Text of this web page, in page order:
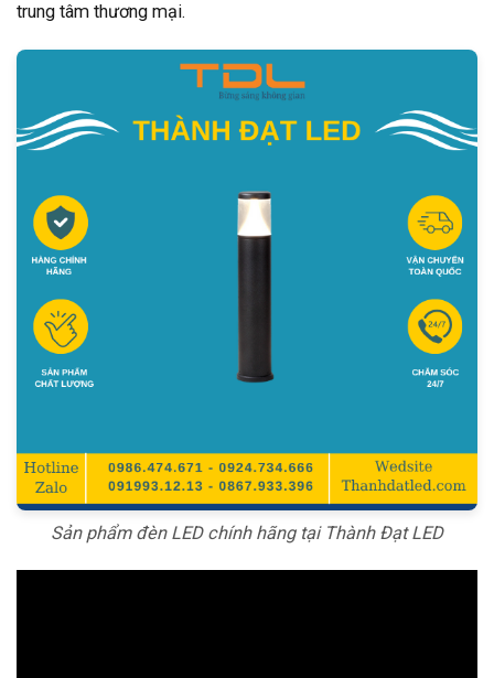
trung tâm thương mại.
Sản phẩm đèn LED chính hãng tại Thành Đạt LED